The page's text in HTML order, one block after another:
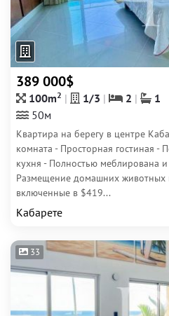
389 000$
100m2 1/3 2
1
50м
Квартира на берегу в центре
комната - Просторная гостиная -
кухня - Полностью меблирована
Размещение домашних животных
включенные в $419...
Кабарете
33